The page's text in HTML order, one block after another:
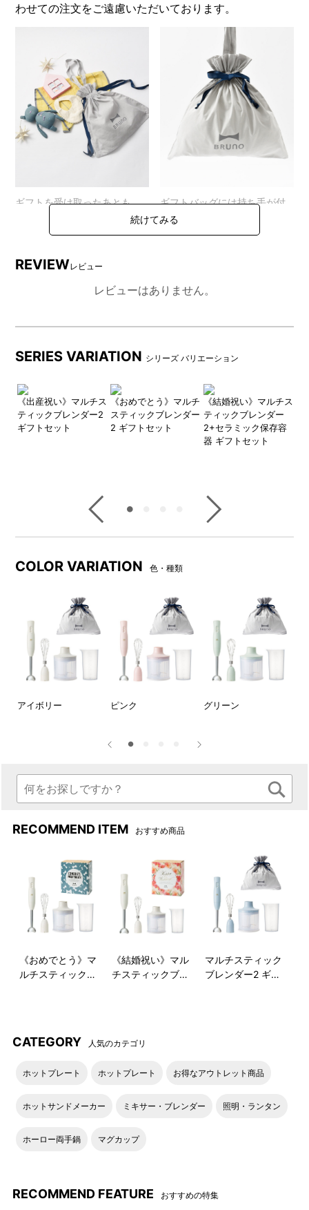
わせての注文をご遠慮いただいております。
ギフトを受け取ったあとも、
小物の収納などで長くつかえ
る、コットン100％のギフトバ
ギフトバッグには持ち手が付
いているのでエコバッグとし
ても使えます。
メッセージボードの中央の切
ス（無料）にメッセージに想
いを込めて添えれば、さらに
商品詳細
付属のチョッパーボトルとブ
対応。下ごしらえからそのま
ま加熱調理も。
ブレンダ―(つぶす・まぜる)、
ッパー(泡立てる)のアタッチメ
ントでお料理がぐんと便利
に！
チョッパーボトルの底のすべ
タとして使えます。
ブレンダースティックはお鍋
きるので、洗い物が増えませ
ん。※ガラスや陶器製、ホーロ
ださい。
にもしっかりフィットするデ
REVIEWレビュー
レビューはありません。
SERIES VARIATION シリーズ バリエーション
《出産祝い》マルチス
ティックブレンダー2
ギフトセット
《おめでとう》マルチ
スティックブレンダー
2 ギフトセット
《結婚祝い》マルチス
ティックブレンダー
2+セラミック保存容
器 ギフトセット
COLOR VARIATION 色・種類
アイボリー ピンク グリーン
RECOMMEND ITEM おすすめ商品
《おめでとう》マ
ルチスティックブ
《結婚祝い》マル
チスティックブレ
マルチスティック
ブレンダー2 ギフ
CATEGORY 人気のカテゴリ
ホットプレート ホットプレート お得なアウトレット商品
ホットサンドメーカー ミキサー・ブレンダー 照明・ランタン
ホーロー両手鍋 マグカップ
RECOMMEND FEATURE おすすめの特集